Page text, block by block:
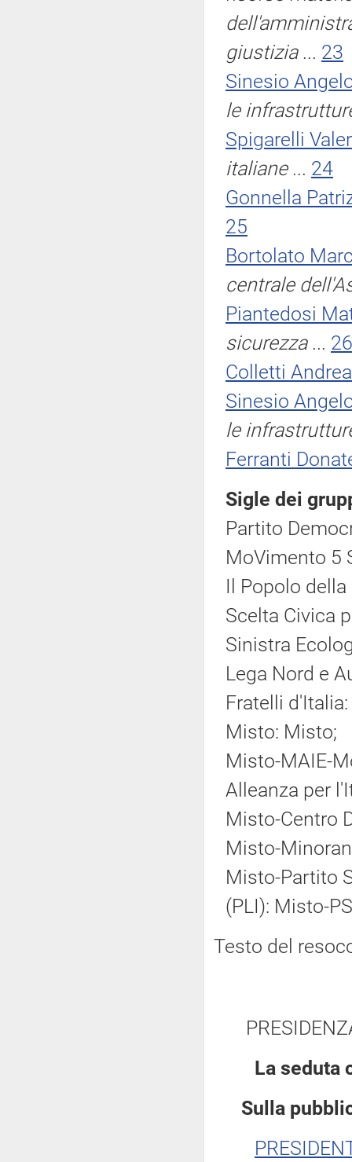
giustizia... 23
Sinesio
le
Spigarelli
italiane... 24
Gonnella
25
Bortolato
centrale
Piantedosi
sicurezza... 26
Colletti
Sinesio
le
Ferranti
Sigle dei
Partito
MoVimento 5
Il Popolo
Scelta Civica
Sinistra
Lega Nord e
Fratelli d'Italia:
Misto: Misto;
Misto-MAIE-
Alleanza per
Misto-Centro
Misto-
Misto-Partito
(PLI): Misto-
Testo del
La seduta
Sulla